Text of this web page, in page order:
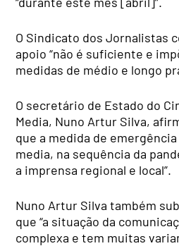
O Sindicato dos Jornalistas
apoio “não é suficiente e
medidas de médio e longo
O secretário de Estado do
Media, Nuno Artur Silva,
que a medida de
media, na sequência da
a imprensa regional e local”.
Nuno Artur Silva também
que “a situação da
complexa e tem muitas